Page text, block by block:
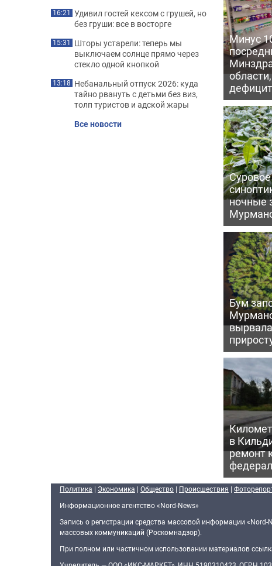
Минус
ночные
Бум
в
ремонт
16:21 Удивил гостей кексом с грушей, но
без груши: все в восторге
15:31 Шторы устарели: теперь мы
выключаем солнце прямо через
стекло одной кнопкой
13:18 Небанальный отпуск 2026: куда
тайно рвануть с детьми без виз,
толп туристов и адской жары
Все новости
Политика | Экономика | Общество | Происшествия |
Информационное агентство «Nord-News»
Запись о регистрации средства массовой информации
массовых коммуникаций (Роскомнадзор).
При полном или частичном использовании материалов